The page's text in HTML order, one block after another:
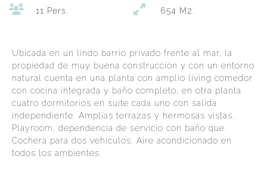
11 Pers. 654 M2.
Ubicada en un lindo barrio privado frente al mar, la
propiedad de muy buena construcción y con un entorno
natural cuenta en una planta con amplio living comedor
con cocina integrada y baño completo, en otra planta
cuatro dormitorios en suite cada uno con salida
independiente. Amplias terrazas y hermosas vistas.
Playroom, dependencia de servicio con baño que.
Cochera para dos vehículos. Aire acondicionado en
todos los ambientes.